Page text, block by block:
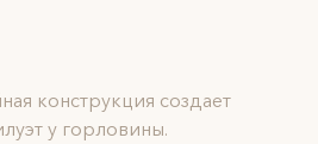
конструкция создает
у горловины.